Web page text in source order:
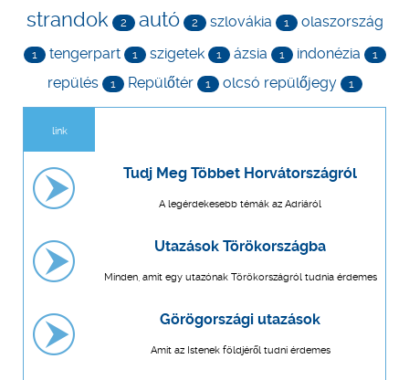
strandok 2 autó 2 szlovákia 1 olaszország
1 tengerpart 1 szigetek 1 ázsia 1 indonézia 1
repülés 1 Repülőtér 1 olcsó repülőjegy 1
link
Tudj Meg Többet Horvátországról
A legérdekesebb témák az Adriáról
Utazások Törökországba
Minden, amit egy utazónak Törökországról tudnia érdemes
Görögországi utazások
Amit az Istenek földjéről tudni érdemes